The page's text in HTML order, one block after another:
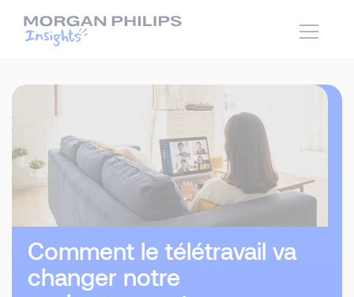
Comment le télétravail va
changer notre